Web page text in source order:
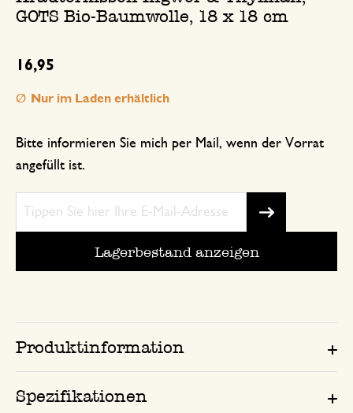
GOTS Bio-Baumwolle, 18 x 18 cm
16,95
Bitte informieren Sie mich per Mail, wenn der Vorrat
angefüllt ist.
Lagerbestand anzeigen
Nur im Laden erhältlich
Produktinformation
Spezifikationen